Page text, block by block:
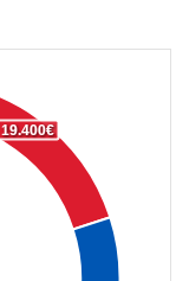
19.400€